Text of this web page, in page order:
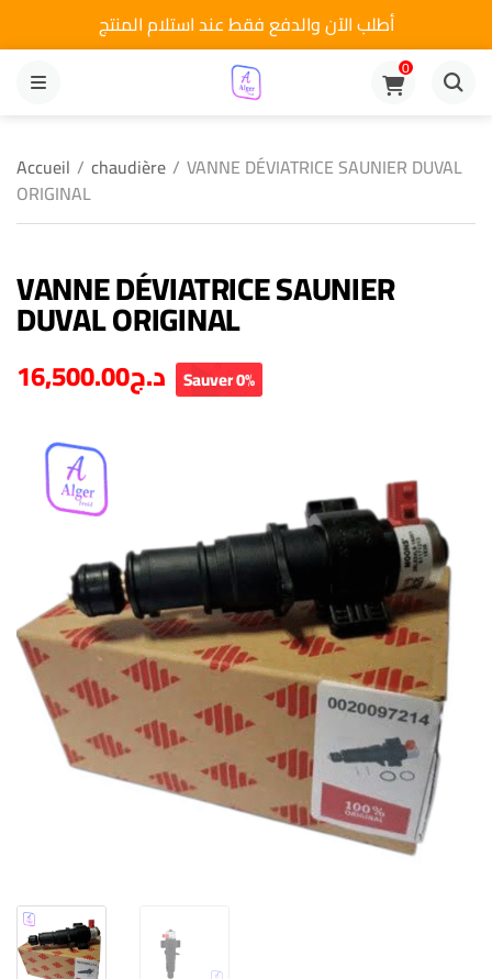
أطلب الآن والدفع فقط عند استلام المنتج
MENU
0
Accueil / chaudière / VANNE DÉVIATRICE SAUNIER DUVAL
ORIGINAL
VANNE DÉVIATRICE SAUNIER
DUVAL ORIGINAL
د.ج16,500.00 Sauver 0%